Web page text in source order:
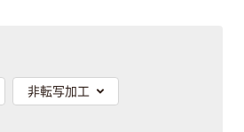
非転写加工